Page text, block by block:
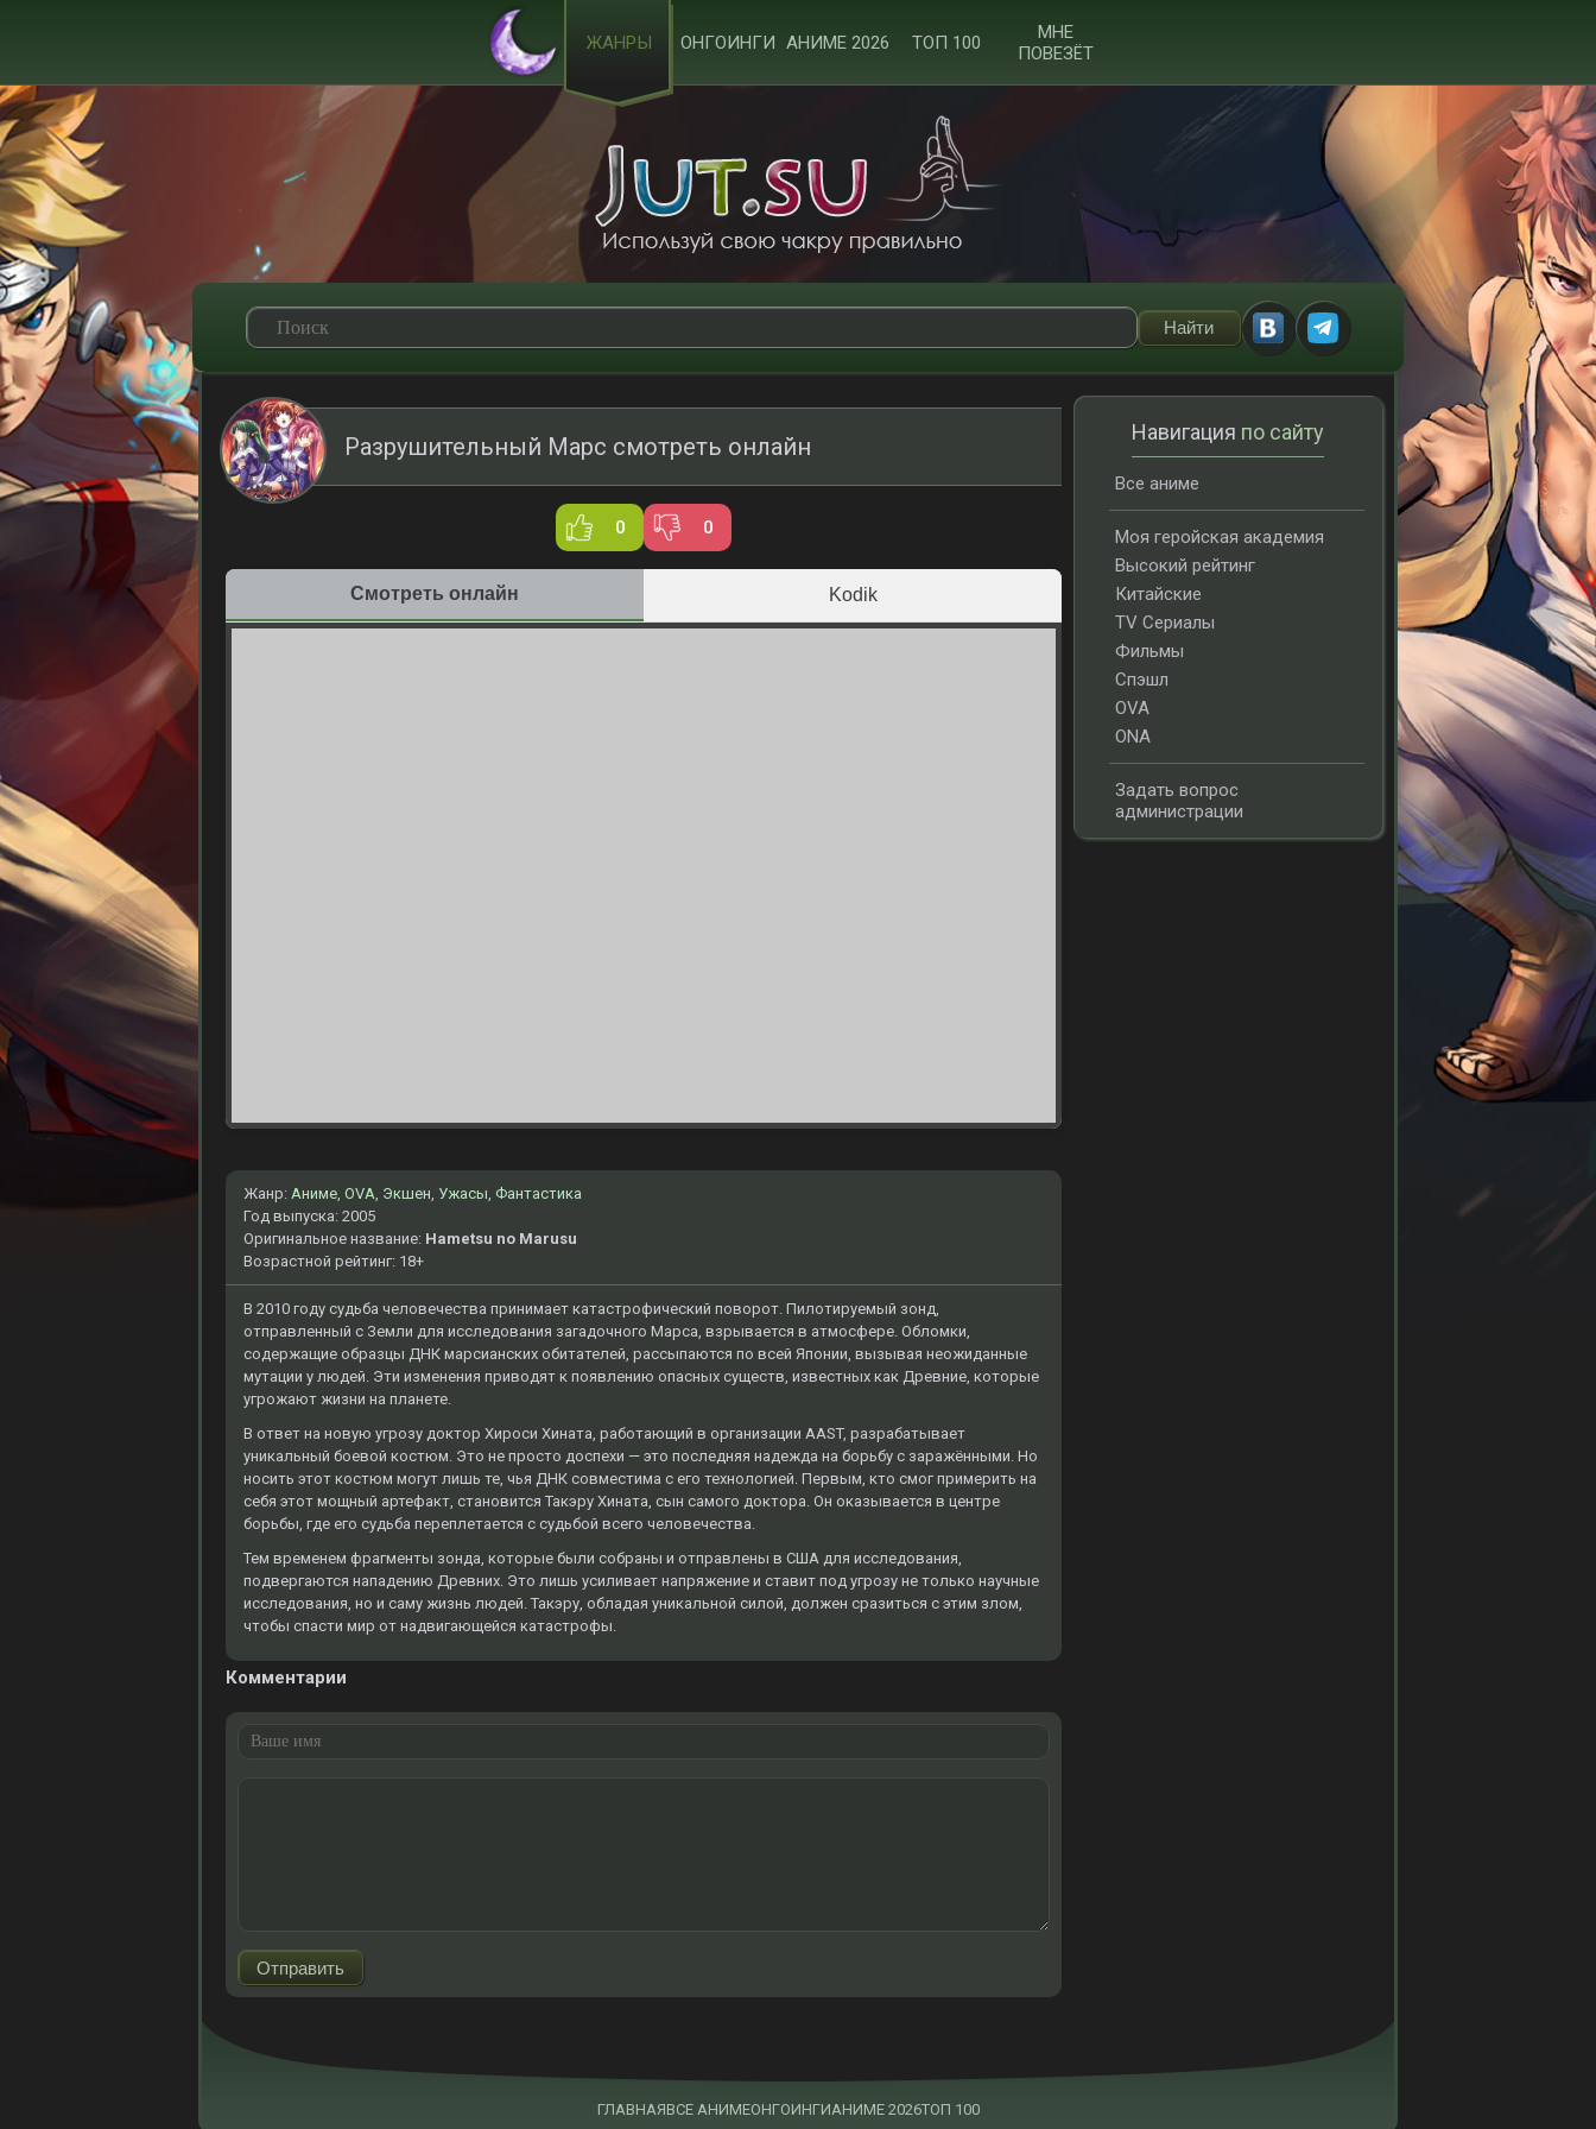
ЖАНРЫ ОНГОИНГИ АНИМЕ 2026 ТОП 100
МНЕ
ПОВЕЗЁТ
Разрушительный Марс смотреть онлайн
0 0
Смотреть онлайн Kodik
Жанр: Аниме, OVA, Экшен, Ужасы, Фантастика
Год выпуска: 2005
Оригинальное название: Hametsu no Marusu
Возрастной рейтинг: 18+
В 2010 году судьба человечества принимает катастрофический поворот. Пилотируемый зонд,
отправленный с Земли для исследования загадочного Марса, взрывается в атмосфере. Обломки,
содержащие образцы ДНК марсианских обитателей, рассыпаются по всей Японии, вызывая неожиданные
мутации у людей. Эти изменения приводят к появлению опасных существ, известных как Древние, которые
угрожают жизни на планете.
В ответ на новую угрозу доктор Хироси Хината, работающий в организации AAST, разрабатывает
уникальный боевой костюм. Это не просто доспехи — это последняя надежда на борьбу с заражёнными. Но
носить этот костюм могут лишь те, чья ДНК совместима с его технологией. Первым, кто смог примерить на
себя этот мощный артефакт, становится Такэру Хината, сын самого доктора. Он оказывается в центре
борьбы, где его судьба переплетается с судьбой всего человечества.
Тем временем фрагменты зонда, которые были собраны и отправлены в США для исследования,
подвергаются нападению Древних. Это лишь усиливает напряжение и ставит под угрозу не только научные
исследования, но и саму жизнь людей. Такэру, обладая уникальной силой, должен сразиться с этим злом,
чтобы спасти мир от надвигающейся катастрофы.
Комментарии
Навигация по сайту
Все аниме
Моя геройская академия
Высокий рейтинг
Китайские
TV Сериалы
Фильмы
Спэшл
OVA
ONA
Задать вопрос
администрации
ГЛАВНАЯВСЕ АНИМЕОНГОИНГИАНИМЕ 2026ТОП 100